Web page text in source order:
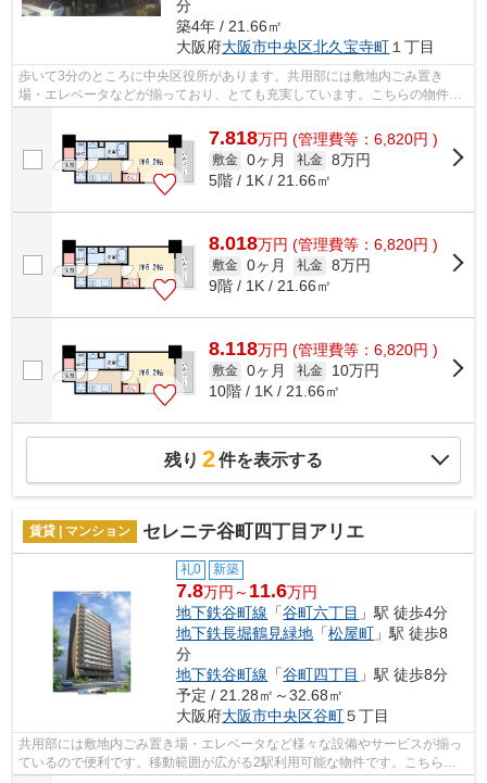
分
築4年 / 21.66㎡
大阪府大阪市中央区北久宝寺町 １丁目
歩いて3分のところに中央区役所があります。共用部には敷地内ごみ置き
場・エレベータなどが揃っており、とても充実しています。こちらの物件は
周辺に駅が2つあるので電車へのアクセス...
7.818万円 (管理費等：6,820円 )
敷金 0ヶ月 礼金 8万円
5階 / 1K / 21.66㎡
8.018万円 (管理費等：6,820円 )
敷金 0ヶ月 礼金 8万円
9階 / 1K / 21.66㎡
8.118万円 (管理費等：6,820円 )
敷金 0ヶ月 礼金
10万円
10階 / 1K / 21.66㎡
残り 2件を表示する
賃貸 | マンション セレニテ谷町四丁目アリエ
礼0 新築
7.8万円～ 11.6万円
地下鉄谷町線 「谷町六丁目 」駅 徒歩4分
地下鉄長堀鶴見緑地 「松屋町 」駅 徒歩8
分
地下鉄谷町線 「谷町四丁目 」駅 徒歩8分
予定 / 21.28㎡～32.68㎡
大阪府大阪市中央区谷町５丁目
共用部には敷地内ごみ置き場・エレベータなど様々な設備やサービスが揃っ
ているので便利です。移動範囲が広がる2駅利用可能な物件です。こちらは